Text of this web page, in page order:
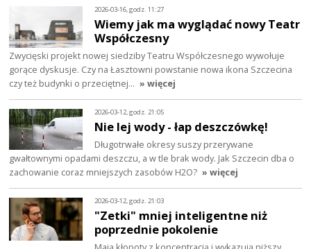
2026-03-16, godz. 11:27
Wiemy jak ma wyglądać nowy Teatr
Współczesny
Zwycięski projekt nowej siedziby Teatru Współczesnego wywołuje
gorące dyskusje. Czy na Łasztowni powstanie nowa ikona Szczecina
czy też budynki o przeciętnej… » więcej
2026-03-12, godz. 21:05
Nie lej wody - łap deszczówkę!
Długotrwałe okresy suszy przerywane
gwałtownymi opadami deszczu, a w tle brak wody. Jak Szczecin dba o
zachowanie coraz mniejszych zasobów H2O? » więcej
2026-03-12, godz. 21:03
"Zetki" mniej inteligentne niż
poprzednie pokolenie